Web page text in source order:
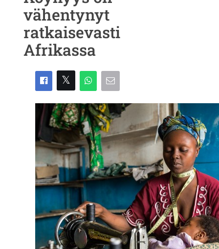
vähentynyt
ratkaisevasti
Afrikassa